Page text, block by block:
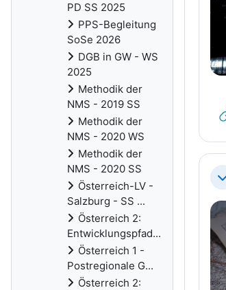
PD SS 2025
PPS-Begleitung
SoSe 2026
DGB in GW - WS
2025
Methodik der
NMS - 2019 SS
Methodik der
NMS - 2020 WS
Methodik der
NMS - 2020 SS
Österreich-LV -
Salzburg - SS ...
Österreich 2:
Entwicklungspfad...
Österreich 1 -
Postregionale G...
Österreich 2: